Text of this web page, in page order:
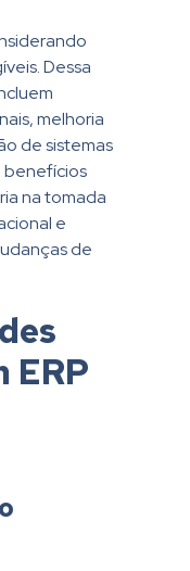
Dessa
melhoria
de sistemas
benefícios
na tomada
e
de
ERP